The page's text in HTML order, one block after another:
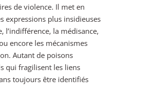
de violence. Il met en
expressions plus insidieuses
l’indifférence, la médisance,
encore les mécanismes
Autant de poisons
qui fragilisent les liens
toujours être identifiés